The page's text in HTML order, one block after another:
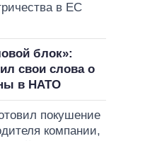
в ЕС
блок»:
свои слова о
в НАТО
покушение
компании,